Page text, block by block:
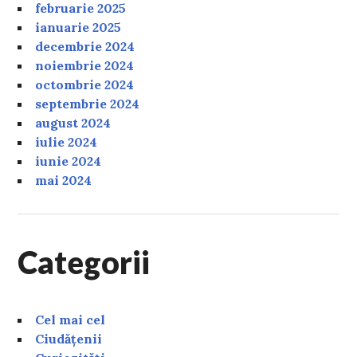
februarie 2025
ianuarie 2025
decembrie 2024
noiembrie 2024
octombrie 2024
septembrie 2024
august 2024
iulie 2024
iunie 2024
mai 2024
Categorii
Cel mai cel
Ciudățenii